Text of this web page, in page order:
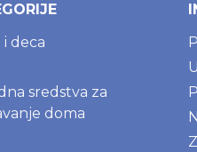
i deca
sredstva za
doma